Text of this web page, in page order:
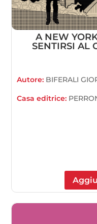
A NEW
SENTIRSI AL
Autore: BIFERALI
Casa editrice: